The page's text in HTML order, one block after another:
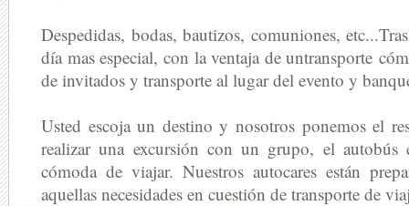
Despedidas, bodas, bautizos, comuniones, etc...
día mas especial, con la ventaja de untransporte
de invitados y transporte al lugar del evento y
Usted escoja un destino y nosotros ponemos el
realizar una excursión con un grupo, el autobús
cómoda de viajar. Nuestros autocares están
aquellas necesidades en cuestión de transporte de